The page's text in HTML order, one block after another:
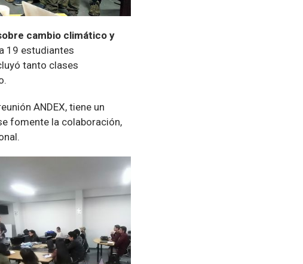
cambio climático y
19 estudiantes
tanto clases
ANDEX, tiene un
fomente la colaboración,